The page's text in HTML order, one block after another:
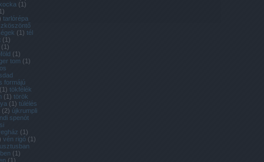
(1)
1)
tarlórépa
(1) tél
(1)
(1)
(1)
tom (1)
formájú
(1) tökfélék
(1) török
(1) túlélés
(2) újkrumpli
spenót
(1)
vén rigó (1)
(1)
(1)